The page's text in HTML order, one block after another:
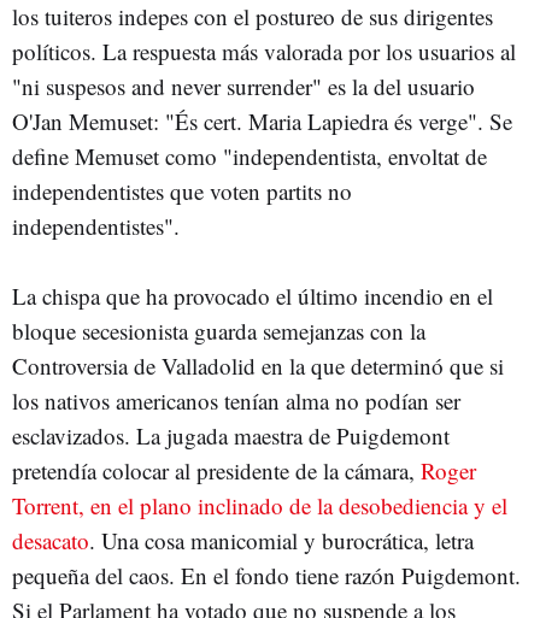
los tuiteros indepes con el postureo de sus dirigentes
políticos. La respuesta más valorada por los usuarios al
"ni suspesos and never surrender" es la del usuario
O'Jan Memuset: "És cert. Maria Lapiedra és verge". Se
define Memuset como "independentista, envoltat de
independentistes que voten partits no
independentistes".
La chispa que ha provocado el último incendio en el
bloque secesionista guarda semejanzas con la
Controversia de Valladolid en la que determinó que si
los nativos americanos tenían alma no podían ser
esclavizados. La jugada maestra de Puigdemont
pretendía colocar al presidente de la cámara, Roger
Torrent, en el plano inclinado de la desobediencia y el
desacato. Una cosa manicomial y burocrática, letra
pequeña del caos. En el fondo tiene razón Puigdemont.
Si el Parlament ha votado que no suspende a los